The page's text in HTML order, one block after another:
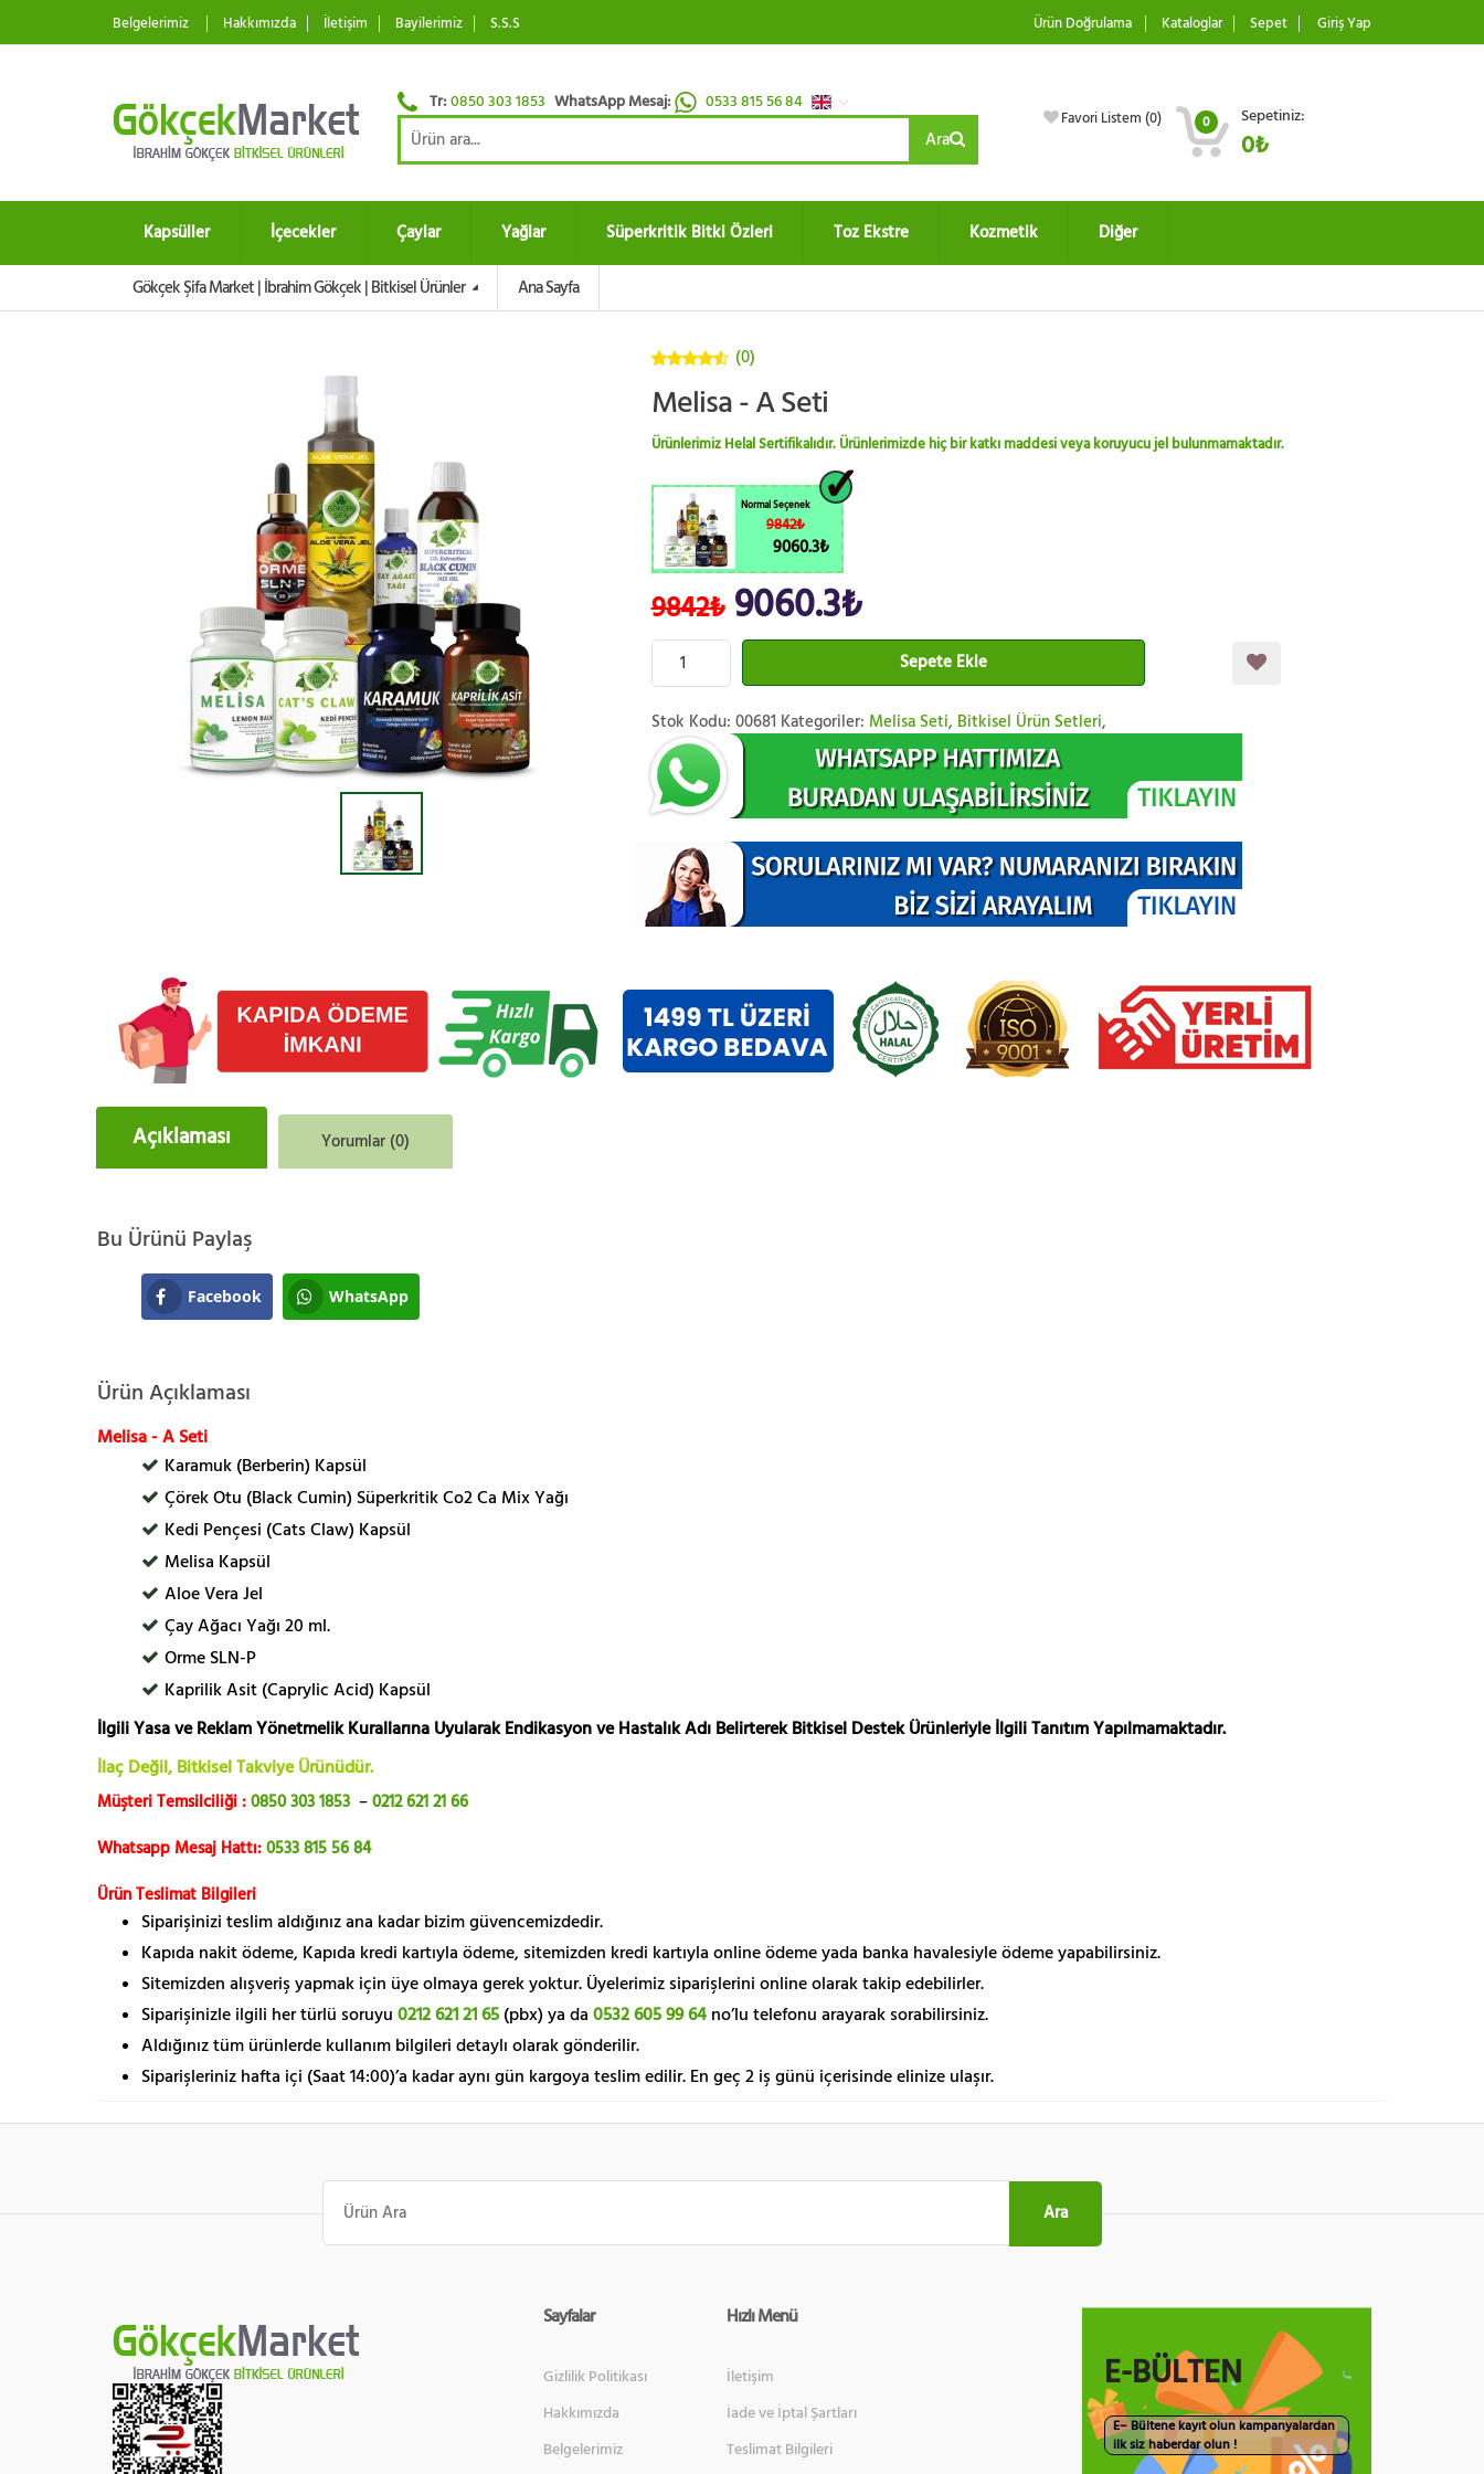
Belgelerimiz Hakkımızda İletişim Bayilerimiz S.S.S Ürün Doğrulama Kataloglar Sepet Giriş Yap
Tr:0850 303 1853 WhatsApp Mesaj: 0533 815 56 84
Ara
Favori Listem (0) 0 Sepetiniz:
0₺
Kapsüller İçecekler Çaylar Yağlar Süperkritik Bitki Özleri Toz Ekstre Kozmetik Diğer
Gökçek Şifa Market | İbrahim Gökçek | Bitkisel Ürünler Ana Sayfa
üzerinden
(0)
Melisa - A Seti
Ürünlerimiz Helal Sertifikalıdır. Ürünlerimizde hiç bir katkı maddesi veya koruyucu jel bulunmamaktadır.
Normal Seçenek
9842₺
9060.3₺
9842₺9060.3₺
Sepete Ekle
Stok Kodu: 00681 Kategoriler: Melisa Seti, Bitkisel Ürün Setleri,
Açıklaması Yorumlar (0)
Bu Ürünü Paylaş
Facebook WhatsApp
Ürün Açıklaması
Melisa - A Seti
Karamuk (Berberin) Kapsül
Çörek Otu (Black Cumin) Süperkritik Co2 Ca Mix Yağı
Kedi Pençesi (Cats Claw) Kapsül
Melisa Kapsül
Aloe Vera Jel
Çay Ağacı Yağı 20 ml.
Orme SLN-P
Kaprilik Asit (Caprylic Acid) Kapsül
İlgili Yasa ve Reklam Yönetmelik Kurallarına Uyularak Endikasyon ve Hastalık Adı Belirterek Bitkisel Destek Ürünleriyle İlgili Tanıtım Yapılmamaktadır.
İlaç Değil, Bitkisel Takviye Ürünüdür.
Müşteri Temsilciliği :0850 303 1853 –0212 621 21 66
Whatsapp Mesaj Hattı:0533 815 56 84
Ürün Teslimat Bilgileri
Siparişinizi teslim aldığınız ana kadar bizim güvencemizdedir.
Kapıda nakit ödeme, Kapıda kredi kartıyla ödeme, sitemizden kredi kartıyla online ödeme yada banka havalesiyle ödeme yapabilirsiniz.
Sitemizden alışveriş yapmak için üye olmaya gerek yoktur. Üyelerimiz siparişlerini online olarak takip edebilirler.
Siparişinizle ilgili her türlü soruyu 0212 621 21 65 (pbx) ya da 0532 605 99 64 no’lu telefonu arayarak sorabilirsiniz.
Aldığınız tüm ürünlerde kullanım bilgileri detaylı olarak gönderilir.
Siparişleriniz hafta içi (Saat 14:00)’a kadar aynı gün kargoya teslim edilir. En geç 2 iş günü içerisinde elinize ulaşır.
Ara:
Ara
Sayfalar
Gizlilik Politikası
Hakkımızda
Belgelerimiz
Hızlı Menü
İletişim
İade ve İptal Şartları
Teslimat Bilgileri
E-BÜLTEN
E– Bültene kayıt olun kampanyalardan
ilk siz haberdar olun !